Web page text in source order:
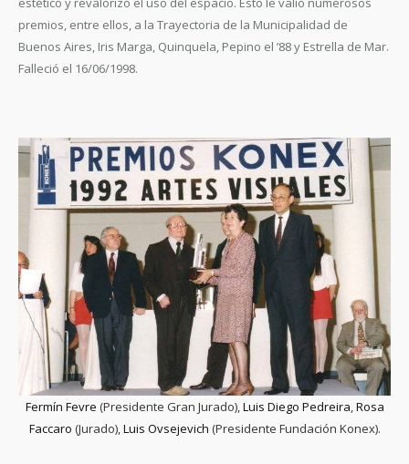
premios, entre ellos, a la Trayectoria de la Municipalidad de
Buenos Aires, Iris Marga, Quinquela, Pepino el ’88 y Estrella de Mar.
Falleció el 16/06/1998.
Fermín Fevre (Presidente Gran Jurado),Luis Diego Pedreira,Rosa
Faccaro (Jurado),Luis Ovsejevich (Presidente Fundación Konex).